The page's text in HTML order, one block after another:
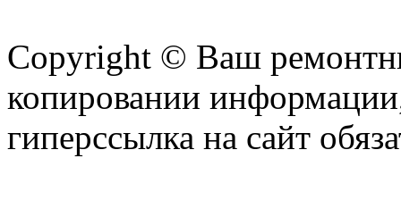
Copyright © Ваш
копировании
гиперссылка на сайт